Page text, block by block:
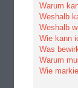
Warum
Weshalb
Weshalb
Wie kann
Was
Warum
Wie